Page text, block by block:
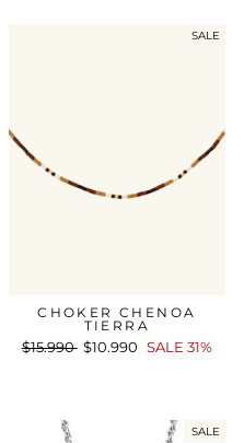
SALE
CHOKER CHENOA
TIERRA
Precio
$15.990 Precio
$10.990 SALE 31%
SALE